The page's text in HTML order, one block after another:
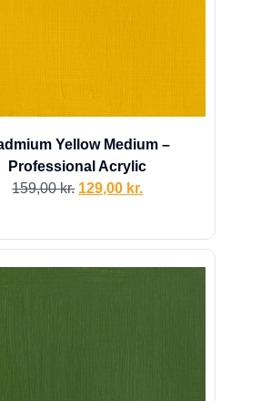
Yellow Medium –
Professional Acrylic
159,00kr. 129,00 kr.